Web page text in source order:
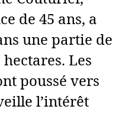
de 45 ans, a
une partie de
Les
poussé vers
l’intérêt